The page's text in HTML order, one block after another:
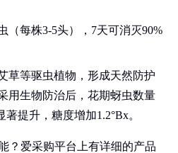
（每株3-5头），7天可消灭90%
草等驱虫植物，形成天然防护
用生物防治后，花期蚜虫数量
提升，糖度增加1.2°Bx。
？爱采购平台上有详细的产品